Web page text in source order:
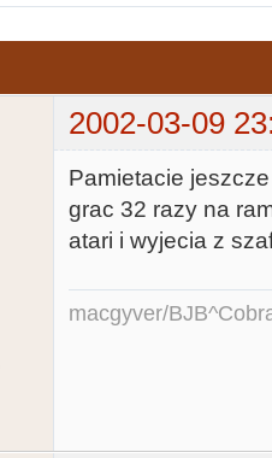
2002-03-09
Pamietacie
grac 32 razy na
atari i wyjecia z
macgyver/